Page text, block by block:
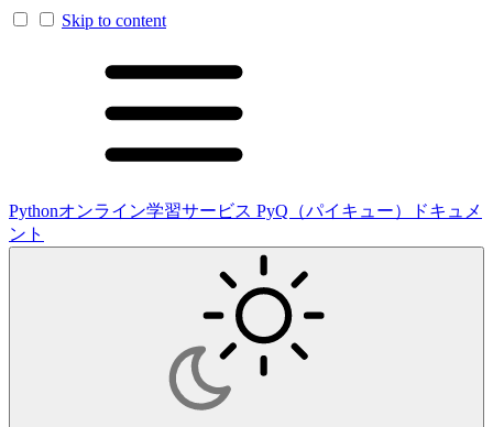
Skip to content
Pythonオンライン学習サービス PyQ（パイキュー）ドキュメ
ント